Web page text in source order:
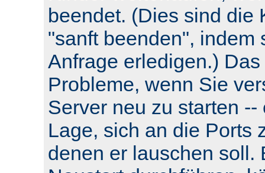
beendet. (Dies sind die
"sanft beenden", indem
Anfrage erledigen.)
Probleme, wenn Sie
Server neu zu starten
Lage, sich an die Ports
denen er lauschen soll.